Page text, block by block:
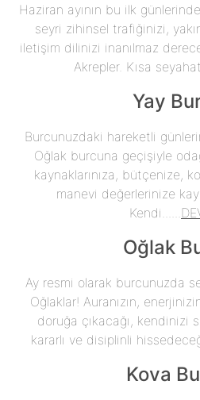
Haziran ayının bu ilk
seyri zihinsel trafiğinizi,
iletişim dilinizi inanılmaz
Akrepler. Kısa
Yay
Burcunuzdaki hareketli
Oğlak burcuna geçişiyle
kaynaklarınıza, bütçenize,
manevi değerlerinize
Kendi......
Oğlak
Ay resmi olarak burcunuzda
Oğlaklar! Auranızın,
doruğa çıkacağı, kendinizi
kararlı ve disiplinli
Kova